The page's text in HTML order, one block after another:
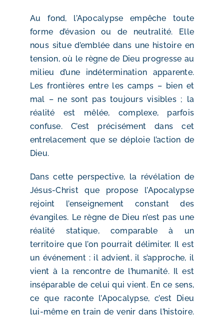
Au fond, l’Apocalypse empêche toute
forme d’évasion ou de neutralité. Elle
nous situe d’emblée dans une histoire en
tension, où le règne de Dieu progresse au
milieu d’une indétermination apparente.
Les frontières entre les camps – bien et
mal – ne sont pas toujours visibles ; la
réalité est mêlée, complexe, parfois
confuse. C’est précisément dans cet
entrelacement que se déploie l’action de
Dieu.
Dans cette perspective, la révélation de
Jésus-Christ que propose l’Apocalypse
rejoint l’enseignement constant des
évangiles. Le règne de Dieu n’est pas une
réalité statique, comparable à un
territoire que l’on pourrait délimiter. Il est
un événement : il advient, il s’approche, il
vient à la rencontre de l’humanité. Il est
inséparable de celui qui vient. En ce sens,
ce que raconte l’Apocalypse, c’est Dieu
lui-même en train de venir dans l’histoire.